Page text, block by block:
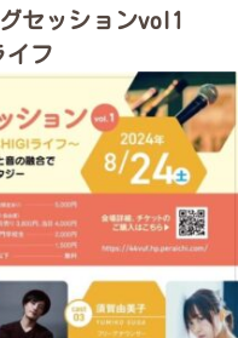
グセッションvol1
イフ